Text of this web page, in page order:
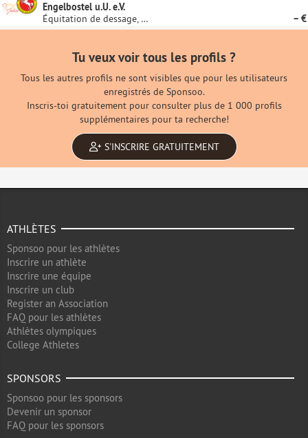
Engelbostel u.U. e.V.
Équitation de dessage, Springreiten – €
Tu veux voir tous les profils ?
Tous les autres profils ne sont visibles que pour les utilisateurs
enregistrés de Sponsoo.
Inscris-toi gratuitement pour consulter plus de 1 000 profils
supplémentaires pour ta recherche!
S'INSCRIRE GRATUITEMENT
ATHLÈTES
Sponsoo pour les athlètes
Inscrire un athlète
Inscrire une équipe
Inscrire un club
Register an Association
FAQ pour les athlètes
Athlètes olympiques
College Athletes
SPONSORS
Sponsoo pour les sponsors
Devenir un sponsor
FAQ pour les sponsors